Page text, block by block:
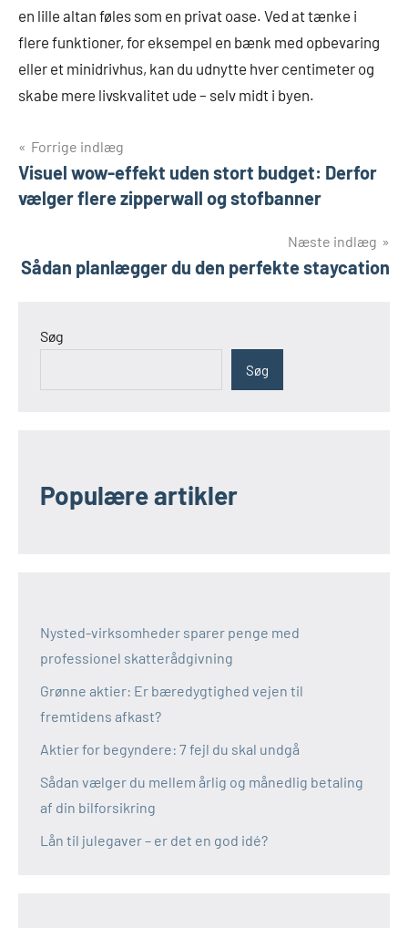
en lille altan føles som en privat oase. Ved at tænke i
flere funktioner, for eksempel en bænk med opbevaring
eller et minidrivhus, kan du udnytte hver centimeter og
skabe mere livskvalitet ude – selv midt i byen.
Indlægsnavigation
Forrige indlæg
Visuel wow-effekt uden stort budget: Derfor
vælger flere zipperwall og stofbanner
Næste indlæg
Sådan planlægger du den perfekte staycation
Søg
Søg
Populære artikler
Nysted-virksomheder sparer penge med
professionel skatterådgivning
Grønne aktier: Er bæredygtighed vejen til
fremtidens afkast?
Aktier for begyndere: 7 fejl du skal undgå
Sådan vælger du mellem årlig og månedlig betaling
af din bilforsikring
Lån til julegaver – er det en god idé?